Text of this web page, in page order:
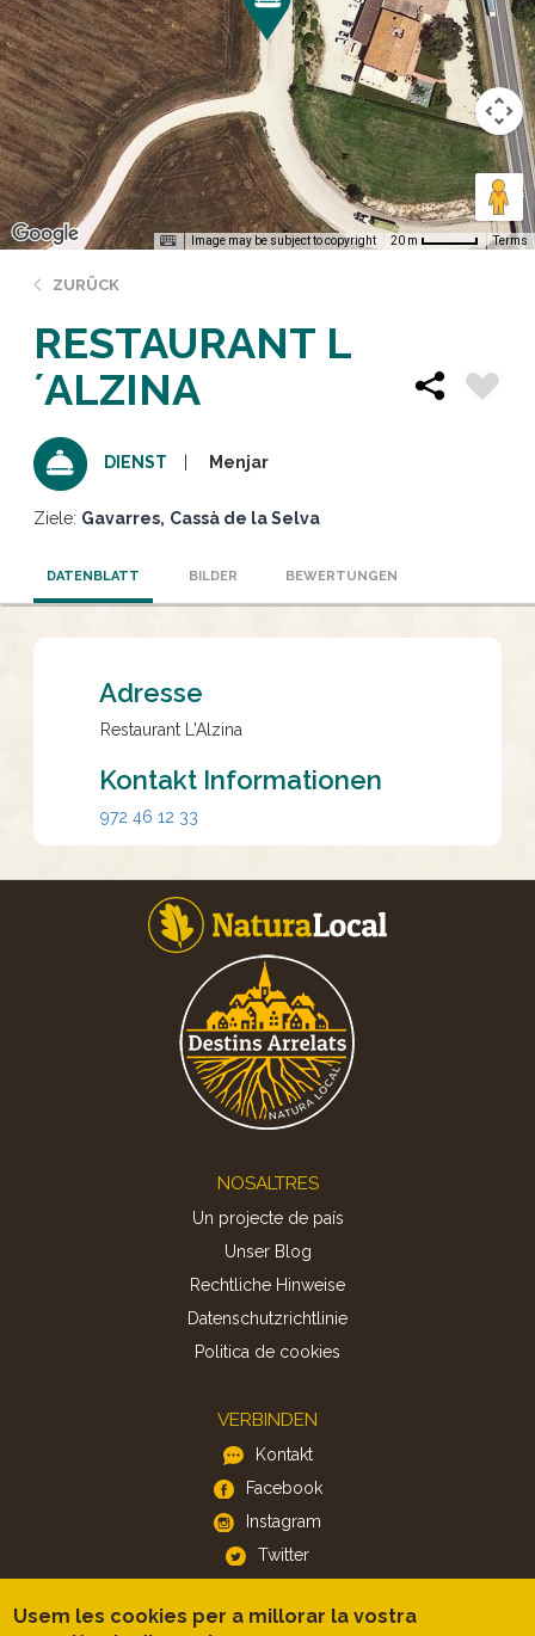
Image may be subject to copyright 20 m Terms
ZURÜCK
RESTAURANT L
´ALZINA
DIENST Menjar
Ziele: Gavarres Cassà de la Selva
DATENBLATT BILDER BEWERTUNGEN
Adresse
Restaurant L'Alzina
Kontakt Informationen
972 46 12 33
NOSALTRES
Un projecte de país
Unser Blog
Rechtliche Hinweise
Datenschutzrichtlinie
Politica de cookies
VERBINDEN
Kontakt
Facebook
Instagram
Twitter
APP
Usem les cookies per a millorar la vostra